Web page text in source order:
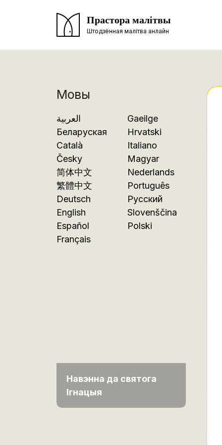
Прастора малітвы
Штодзённая малітва анлайн
Мовы
العربية
Беларуская
Català
Česky
简体中文
繁體中文
Deutsch
English
Español
Français
Gaeilge
Hrvatski
Italiano
Magyar
Nederlands
Português
Русский
Slovenščina
Polski
Навэнна да святога
Ігнацыя